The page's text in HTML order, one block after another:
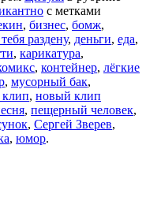
с метками
, бизнес, бомж,
раздену, деньги, еда,
, карикатура,
, контейнер, лёгкие
, мусорный бак,
, новый клип
, пещерный человек,
, Сергей Зверев,
, юмор.